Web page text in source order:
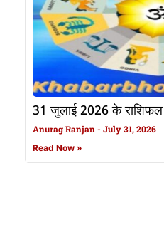
31 जुलाई 2026 के राशिफल
Anurag Ranjan July 31, 2026
Read Now »